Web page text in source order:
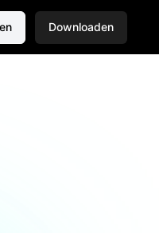
Downloaden